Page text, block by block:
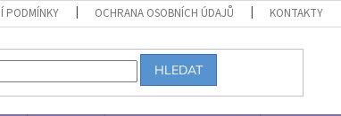
PODMÍNKY OCHRANA OSOBNÍCH ÚDAJŮ KONTAKTY
HLEDAT